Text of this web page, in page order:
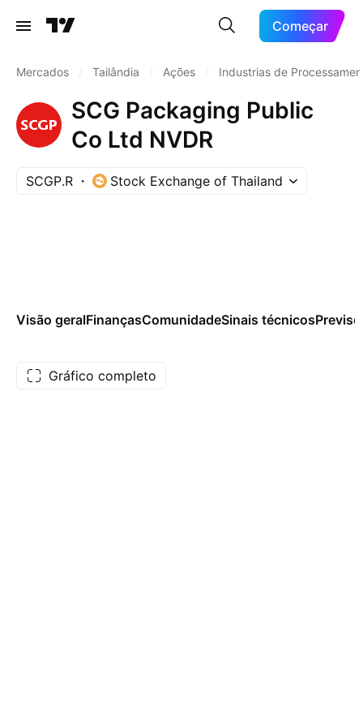
Começar
Mercados Tailândia Ações Industrias de
SCG Packaging Public
Co Ltd NVDR
SCGP.R Stock Exchange of Thailand
Visão geralFinançasComunidadeSinais técnicos
Gráfico completo